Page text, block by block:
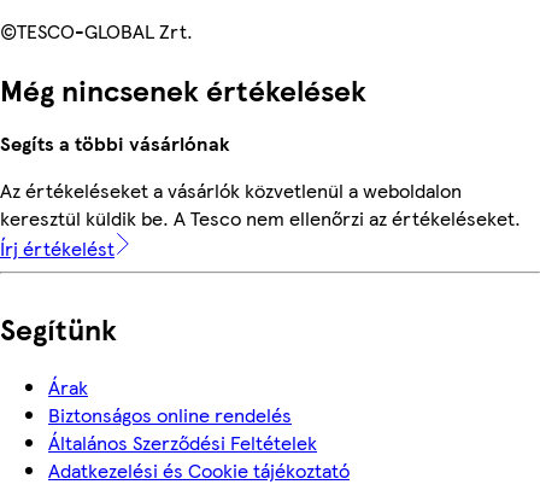
©TESCO-GLOBAL Zrt.
Még nincsenek értékelések
Segíts a többi vásárlónak
Az értékeléseket a vásárlók közvetlenül a weboldalon
keresztül küldik be. A Tesco nem ellenőrzi az értékeléseket.
Írj értékelést
Segítünk
Árak
Biztonságos online rendelés
Általános Szerződési Feltételek
Adatkezelési és Cookie tájékoztató